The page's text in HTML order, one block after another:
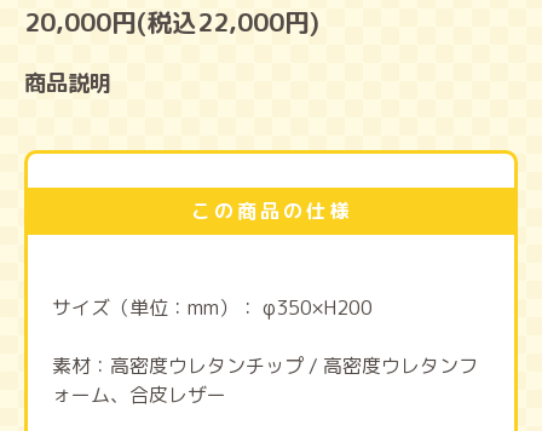
20,000円(税込22,000円)
商品説明
この商品の仕様
サイズ（単位：mm）： φ350×H200
素材：高密度ウレタンチップ / 高密度ウレタンフ
ォーム、合皮レザー